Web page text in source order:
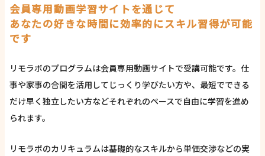
会員専用動画学習サイトを通じて
あなたの好きな時間に効率的にスキル習得が可能
です
リモラボのプログラムは会員専用動画サイトで受講可能です。仕
事や家事の合間を活用してじっくり学びたい方や、最短でできる
だけ早く独立したい方などそれぞれのペースで自由に学習を進め
られます。
リモラボのカリキュラムは基礎的なスキルから単価交渉などの実